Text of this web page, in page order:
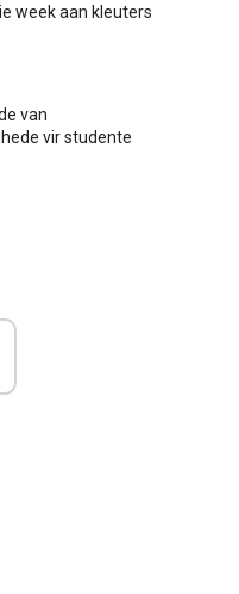
week aan kleuters
van
vir studente